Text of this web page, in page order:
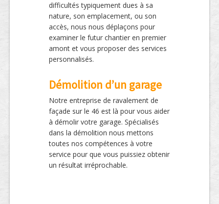
difficultés typiquement dues à sa
nature, son emplacement, ou son
accès, nous nous déplaçons pour
examiner le futur chantier en premier
amont et vous proposer des services
personnalisés.
Démolition d’un garage
Notre entreprise de ravalement de
façade sur le 46 est là pour vous aider
à démolir votre garage. Spécialisés
dans la démolition nous mettons
toutes nos compétences à votre
service pour que vous puissiez obtenir
un résultat irréprochable.